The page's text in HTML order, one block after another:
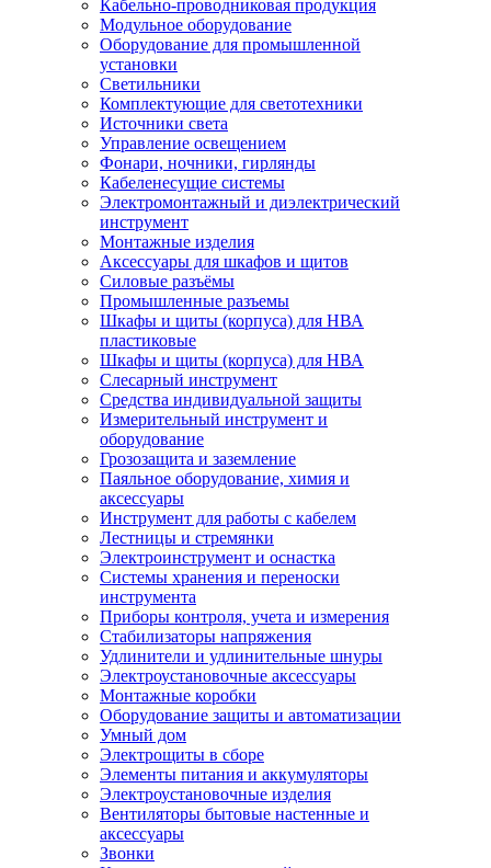
Кабельно-проводниковая продукция
Модульное оборудование
Оборудование для промышленной
установки
Светильники
Комплектующие для светотехники
Источники света
Управление освещением
Фонари, ночники, гирлянды
Кабеленесущие системы
Электромонтажный и диэлектрический
инструмент
Монтажные изделия
Аксессуары для шкафов и щитов
Силовые разъёмы
Промышленные разъемы
Шкафы и щиты (корпуса) для НВА
пластиковые
Шкафы и щиты (корпуса) для НВА
Слесарный инструмент
Средства индивидуальной защиты
Измерительный инструмент и
оборудование
Грозозащита и заземление
Паяльное оборудование, химия и
аксессуары
Инструмент для работы с кабелем
Лестницы и стремянки
Электроинструмент и оснастка
Системы хранения и переноски
инструмента
Приборы контроля, учета и измерения
Стабилизаторы напряжения
Удлинители и удлинительные шнуры
Электроустановочные аксессуары
Монтажные коробки
Оборудование защиты и автоматизации
Умный дом
Электрощиты в сборе
Элементы питания и аккумуляторы
Электроустановочные изделия
Вентиляторы бытовые настенные и
аксессуары
Звонки